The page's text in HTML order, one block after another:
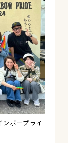
ボープライ